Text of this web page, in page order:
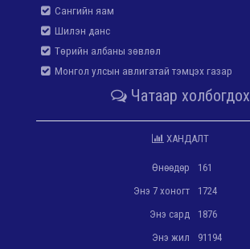
Сангийн яам
Шилэн данс
Төрийн албаны зөвлөл
Монгол улсын авлигатай тэмцэх газар
Чатаар холбогдох
ХАНДАЛТ
Өнөөдөр
161
Энэ 7 хоногт
1724
Энэ сард
1876
Энэ жил
91194